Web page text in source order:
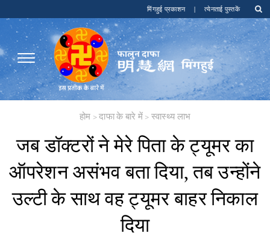
मिंगहुई प्रकाशन | त्येनताई पुस्तकें
होम >दाफा के बारे में> स्वास्थ्य लाभ
​जब डॉक्टरों ने मेरे पिता के ट्यूमर का
ऑपरेशन असंभव बता दिया, तब उन्होंने
उल्टी के साथ वह ट्यूमर बाहर निकाल
दिया